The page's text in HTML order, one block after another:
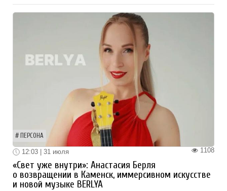
ПЕРСОНА
1108
12:03 | 31 июля
«Свет уже внутри»: Анастасия Берля
о возвращении в Каменск, иммерсивном искусстве
и новой музыке BERLYA